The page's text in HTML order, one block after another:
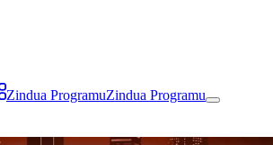
Zindua ProgramuZindua Programu